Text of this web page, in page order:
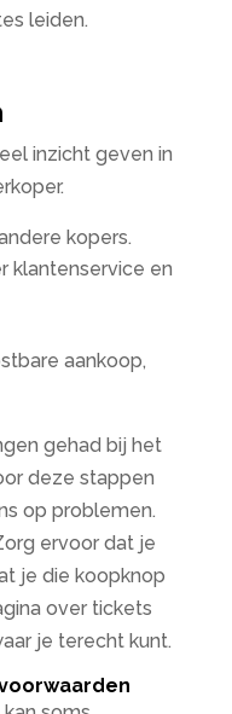
leiden.
inzicht geven in
kopers.
klantenservice en
aankoop,
gehad bij het
deze stappen
op problemen.
ervoor dat je
je die koopknop
over tickets
je terecht kunt.